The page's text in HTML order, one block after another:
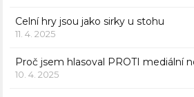
Celní hry jsou jako sirky u stohu
11. 4. 2025
Proč jsem hlasoval PROTI mediální
10. 4. 2025